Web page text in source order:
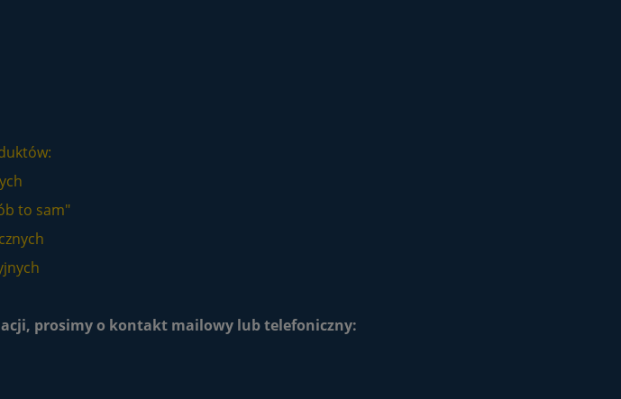
to sam"
prosimy o kontakt mailowy lub telefoniczny: